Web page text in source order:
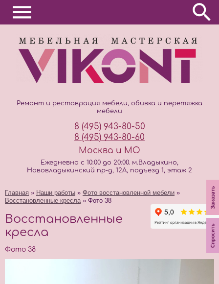
Ремонт и реставрация мебели, обивка и перетяжка
мебели
8 (495) 943-80-50
8 (495) 943-80-60
Москва и МО
Ежедневно с 10:00 до 20:00. м.Владыкино,
Нововладыкинский пр-д, 12А, подъезд 1, этаж 2
Главная » Наши работы » Фото восстановленной мебели »
Восстановленные кресла» Фото 38
Восстановленные
кресла
Фото 38